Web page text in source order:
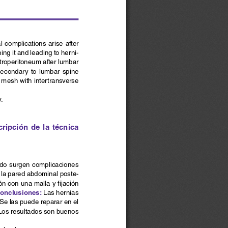
complications arise after
it and leading to herni-
after lumbar
to  lumbar  spine
with intertransverse
de  la  técnica
surgen complicaciones
pared abdominal poste-
con una malla y fijación
Las hernias
las puede reparar en el
resultados son buenos